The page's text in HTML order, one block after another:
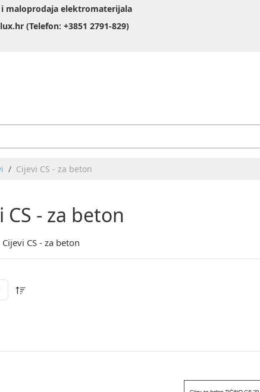
i maloprodaja elektromaterijala
(Telefon: +3851 2791-829)
Cijevi CS - za beton
CS - za beton
Cijevi CS - za beton